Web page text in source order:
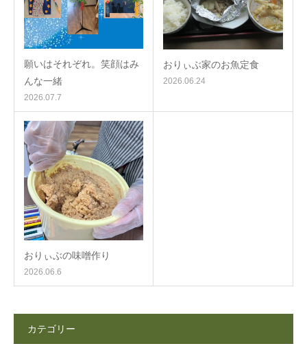
願いはそれぞれ。笑顔はみ
んな一緒
2026.07.7
おりぃぶ家のお魚定食
2026.06.24
おりぃぶの味噌作り
2026.06.6
カテゴリー